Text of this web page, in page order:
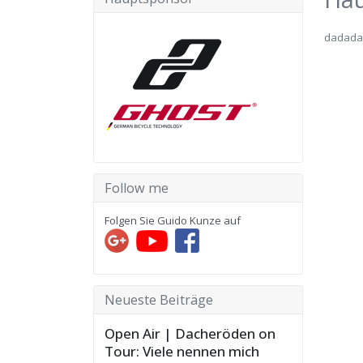
Follow me
Folgen Sie Guido Kunze auf
Neueste Beiträge
Open Air | Dacheröden on
Tour: Viele nennen mich